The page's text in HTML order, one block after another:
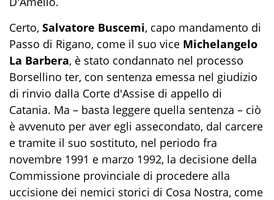
Certo, Salvatore Buscemi, capo mandamento di
Passo di Rigano, come il suo vice Michelangelo
La Barbera, è stato condannato nel processo
Borsellino ter, con sentenza emessa nel giudizio
di rinvio dalla Corte d'Assise di appello di
Catania. Ma – basta leggere quella sentenza – ciò
è avvenuto per aver egli assecondato, dal carcere
e tramite il suo sostituto, nel periodo fra
novembre 1991 e marzo 1992, la decisione della
Commissione provinciale di procedere alla
uccisione dei nemici storici di Cosa Nostra, come